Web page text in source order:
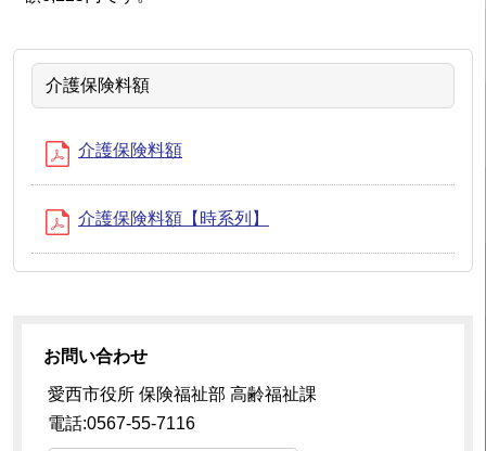
介護保険料額
介護保険料額
介護保険料額【時系列】
お問い合わせ
愛西市役所 保険福祉部 高齢福祉課
電話:0567-55-7116